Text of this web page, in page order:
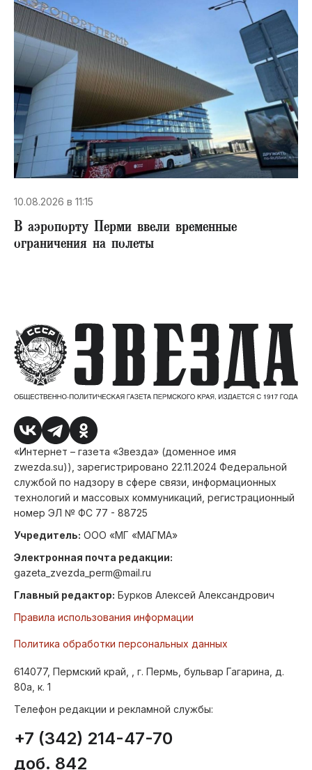
10.08.2026 в 11:15
В аэропорту Перми ввели временные
ограничения на полеты
«Интернет – газета «Звезда» (доменное имя
zwezda.su)), зарегистрировано 22.11.2024 Федеральной
службой по надзору в сфере связи, информационных
технологий и массовых коммуникаций, регистрационный
номер ЭЛ № ФС 77 - 88725
Учредитель: ООО «МГ «МАГМА»
Электронная почта редакции:
gazeta_zvezda_perm@mail.ru
Главный редактор: Бурков Алексей Александрович
Правила использования информации
Политика обработки персональных данных
614077, Пермский край, , г. Пермь, бульвар Гагарина, д.
80а, к. 1
Телефон редакции и рекламной службы:
+7 (342) 214-47-70
доб. 842